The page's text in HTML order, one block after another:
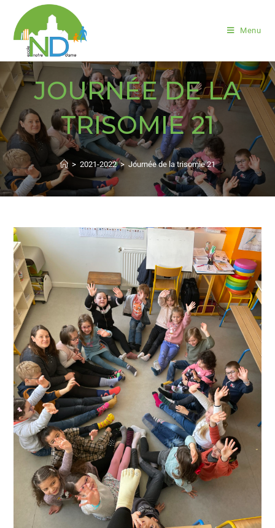
Menu
JOURNÉE DE LA
TRISOMIE 21
> 2021-2022 > Journée de la trisomie 21